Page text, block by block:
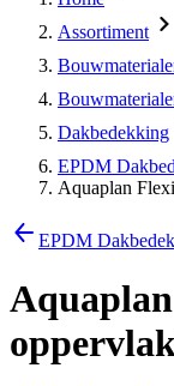
Assortiment
Dakbedekking
EPDM
Aquaplan
EPDM